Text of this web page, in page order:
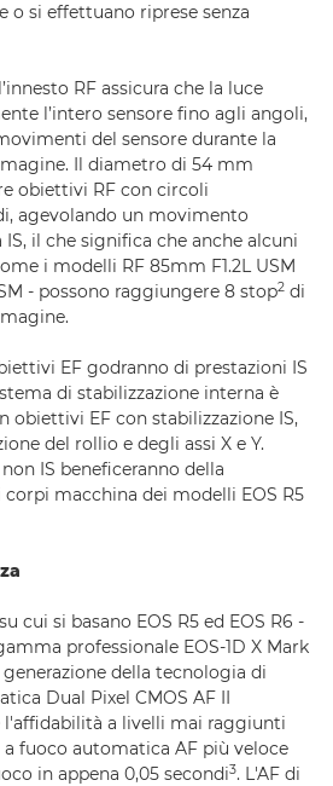
si effettuano riprese senza
RF assicura che la luce
l’intero sensore fino agli angoli,
del sensore durante la
Il diametro di 54 mm
obiettivi RF con circoli
agevolando un movimento
il che significa che anche alcuni
i modelli RF 85mm F1.2L USM
- possono raggiungere 8 stop2 di
EF godranno di prestazioni IS
di stabilizzazione interna è
obiettivi EF con stabilizzazione IS,
del rollio e degli assi X e Y.
IS beneficeranno della
corpi macchina dei modelli EOS R5
cui si basano EOS R5 ed EOS R6 -
professionale EOS-1D X Mark
della tecnologia di
Dual Pixel CMOS AF II
l'affidabilità a livelli mai raggiunti
a fuoco automatica AF più veloce
in appena 0,05 secondi3. L'AF di